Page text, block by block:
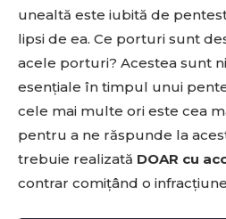
unealtă este iubită de
lipsi de ea. Ce porturi sunt
acele porturi? Acestea sunt
esențiale în timpul unui
cele mai multe ori este cea
pentru a ne răspunde la
trebuie realizată DOAR cu
contrar comițând o